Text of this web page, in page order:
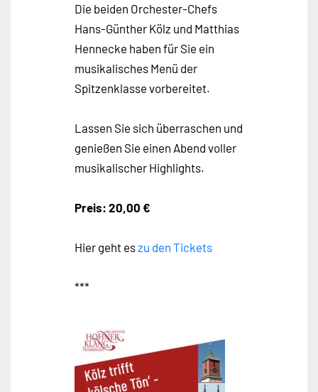
Die beiden Orchester-Chefs
Hans-Günther Kölz und Matthias
Hennecke haben für Sie ein
musikalisches Menü der
Spitzenklasse vorbereitet.
Lassen Sie sich überraschen und
genießen Sie einen Abend voller
musikalischer Highlights.
Preis: 20,00 €
Hier geht eszu den Tickets
***